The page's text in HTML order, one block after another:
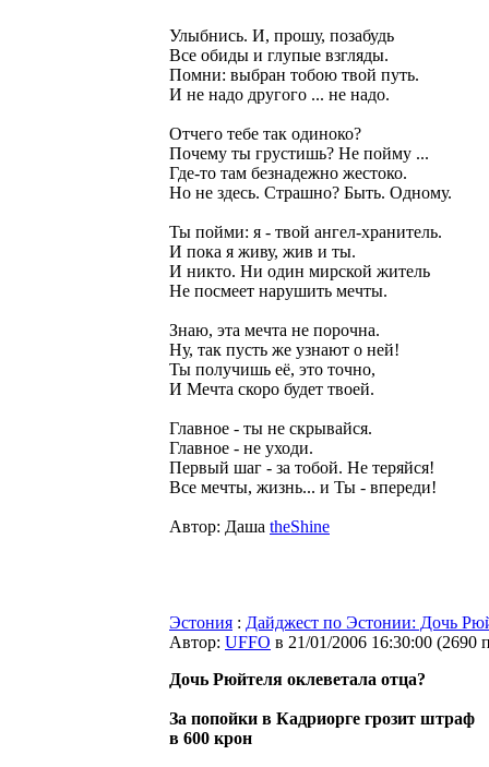
Улыбнись. И, прошу, позабудь
Все обиды и глупые взгляды.
Помни: выбран тобою твой путь.
И не надо другого ... не надо.
Отчего тебе так одиноко?
Почему ты грустишь? Не пойму ...
Где-то там безнадежно жестоко.
Но не здесь. Страшно? Быть. Одному.
Ты пойми: я - твой ангел-хранитель.
И пока я живу, жив и ты.
И никто. Ни один мирской житель
Не посмеет нарушить мечты.
Знаю, эта мечта не порочна.
Ну, так пусть же узнают о ней!
Ты получишь её, это точно,
И Мечта скоро будет твоей.
Главное - ты не скрывайся.
Главное - не уходи.
Первый шаг - за тобой. Не теряйся!
Все мечты, жизнь... и Ты - впереди!
Автор: Даша theShine
Эстония : Дайджест по Эстонии: Дочь
Автор: UFFO в 21/01/2006 16:30:00 (2690
Дочь Рюйтеля оклеветала отца?
За попойки в Кадриорге грозит штраф
в 600 крон